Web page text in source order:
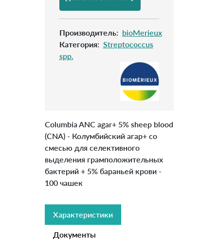
Производитель: bioMerieux
Категория: Streptococcus
spp.
Columbia ANC agar+ 5% sheep blood
(CNА) - Колумбийский агар+ со
смесью для селективного
выделения грамположительных
бактерий + 5% бараньей крови -
100 чашек
Характеристики
Документы